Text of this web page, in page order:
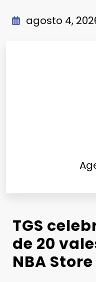
para
agosto 4,
TGS
de 20
NBA Store